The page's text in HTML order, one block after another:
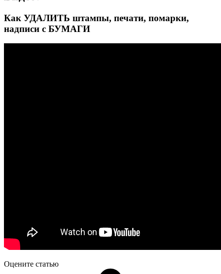
Как УДАЛИТЬ штампы, печати, помарки,
надписи с БУМАГИ
Оцените статью